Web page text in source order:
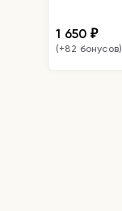
1 650₽
(+82 бонусов)